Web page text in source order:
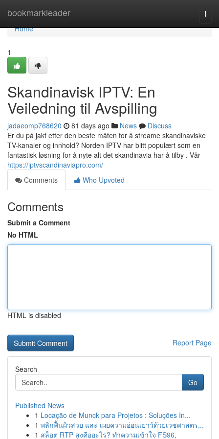
bookmarkleader
Home
Home
1
Skandinavisk IPTV: En
Veiledning til Avspilling
jadaeomp768620 81 days ago News
Discuss
Er du på jakt etter den beste måten for å streame skandinaviske
TV-kanaler og innhold? Norden IPTV har blitt populært som en
fantastisk løsning for å nyte alt det skandinavia har å tilby . Vår
https://iptvscandinaviapro.com/
Comments
Who Upvoted
Comments
Submit a Comment
No HTML
HTML is disabled
Report Page
Search
Go
Published News
1 Locação de Munck para Projetos : Soluções In...
1 พลิกฟื้นผิวสวย และ เผยความอ่อนเยาว์ด้วยเวชศาสตร...
1 สล็อต RTP สูงคืออะไร? ทำความเข้าใจ FS96,